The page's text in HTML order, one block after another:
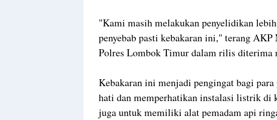
"Kami masih melakukan penyelidikan
penyebab pasti kebakaran ini," terang
Polres Lombok Timur dalam rilis diterima
Kebakaran ini menjadi pengingat bagi
hati dan memperhatikan instalasi listrik di
juga untuk memiliki alat pemadam api